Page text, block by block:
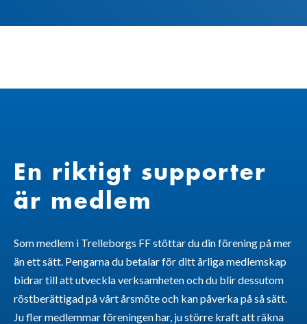
En riktigt supporter
är medlem
Som medlem i Trelleborgs FF stöttar du din förening på mer
än ett sätt. Pengarna du betalar för ditt årliga medlemskap
bidrar till att utveckla verksamheten och du blir dessutom
röstberättigad på vårt årsmöte och kan påverka på så sätt.
Ju fler medlemmar föreningen har, ju större kraft att räkna